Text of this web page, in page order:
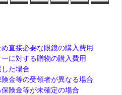
直接必要な眼鏡の購入費用
に対する贈物の購入費用
た場合
金等の受領者が異なる場合
険金等が未確定の場合